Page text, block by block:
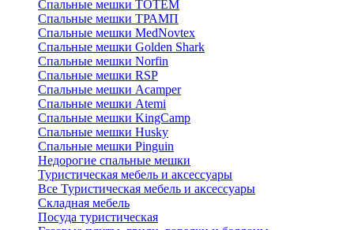
Спальные мешки ТОТЕМ
Спальные мешки ТРАМП
Cпальные мешки MedNovtex
Спальные мешки Golden Shark
Спальные мешки Norfin
Спальные мешки RSP
Спальные мешки Acamper
Спальные мешки Atemi
Спальные мешки KingCamp
Спальные мешки Husky
Спальные мешки Pinguin
Недорогие спальные мешки
Туристическая мебель и аксессуары
Все Туристическая мебель и аксессуары
Складная мебель
Посуда туристическая